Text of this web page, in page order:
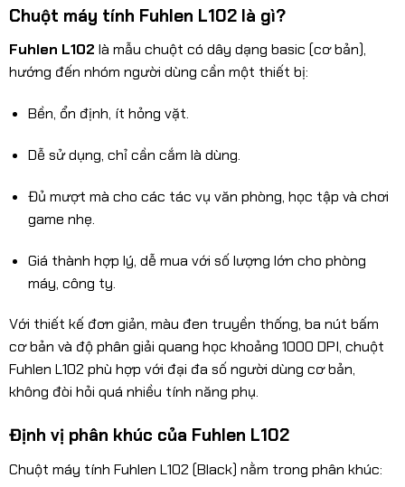
Chuột máy tính Fuhlen L102 là gì?
Fuhlen L102 là mẫu chuột có dây dạng basic (cơ bản),
hướng đến nhóm người dùng cần một thiết bị:
Bền, ổn định, ít hỏng vặt.
Dễ sử dụng, chỉ cần cắm là dùng.
Đủ mượt mà cho các tác vụ văn phòng, học tập và chơi
game nhẹ.
Giá thành hợp lý, dễ mua với số lượng lớn cho phòng
máy, công ty.
Với thiết kế đơn giản, màu đen truyền thống, ba nút bấm
cơ bản và độ phân giải quang học khoảng 1000 DPI, chuột
Fuhlen L102 phù hợp với đại đa số người dùng cơ bản,
không đòi hỏi quá nhiều tính năng phụ.
Định vị phân khúc của Fuhlen L102
Chuột máy tính Fuhlen L102 (Black) nằm trong phân khúc: